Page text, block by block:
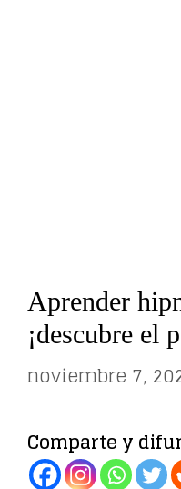
Aprender
¡descubre el
noviembre 7,
Comparte y